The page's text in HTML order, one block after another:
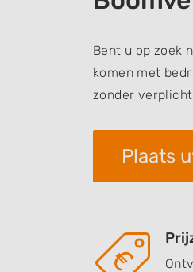
Bent u op zoek
komen met
zonder
Plaats